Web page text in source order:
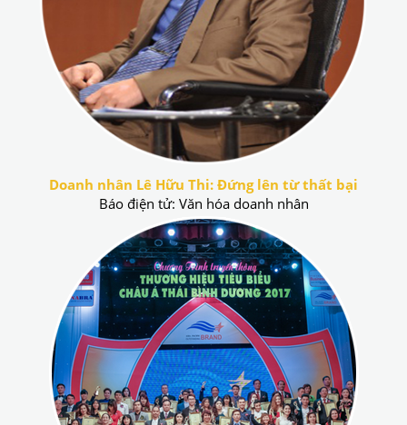
Doanh nhân Lê Hữu Thi: Đứng lên từ thất bại
Báo điện tử: Văn hóa doanh nhân